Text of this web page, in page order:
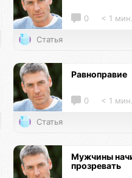
0 < 1 мин.
Статья
Равноправие
0 < 1 мин.
Статья
Мужчины
прозревать